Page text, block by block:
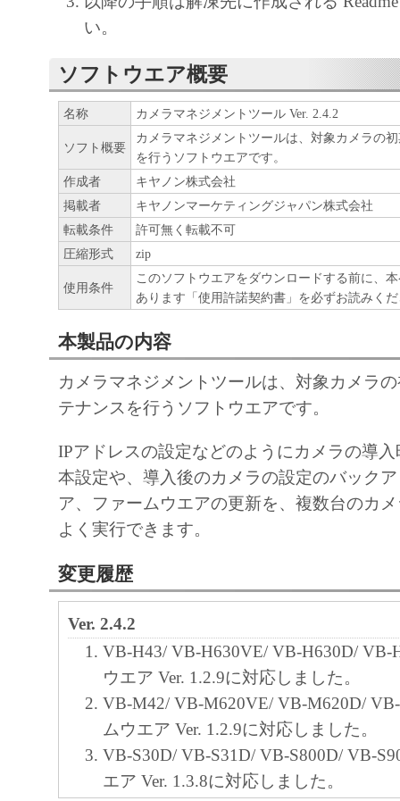
キヤノンのライセンサーのいかなる知的財
ものではありません。
(3) お客様は、「許諾ソフトウェア」に含
またはキヤノンのライセンサーの著作権表
または削除してはなりません。
２．使用許諾
(1) お客様は、「許諾ソフトウェア」を、
ンのネットワークカメラ製品を使用する目
客様のコンピュータにおいて使用（「使用
ソフトウェア」をインストールすること、
ることのいずれも含むものとします。）す
す。
(2) お客様は、バックアップの目的でのみ
様は、かかるバックアップコピーに「許諾
に含まれているすべての著作権表示を含め
うものとし、また、かかるバックアップコ
記録媒体上に、「許諾ソフトウェア」に表
(3) お客様は、「許諾ソフトウェア」の全
ル、逆アセンブルまたは他のプログラミン
ることはできません。また、第三者にこの
せてはなりません。
(4) 本契約に明示的に定める場合を除き、
諾ソフトウェア」を再使用許諾、譲渡、販
貸、リースもしくは貸与すること、または
訳することはできません。
い。
ソフトウエア概要
名称 カメラマネジメントツール Ver. 2.4.2
ソフト概要
カメラマネジメントツールは、対象カメラの
を行うソフトウエアです。
作成者
キヤノン株式会社
掲載者
キヤノンマーケティングジャパン株式会社
転載条件
許可無く転載不可
圧縮形式
zip
使用条件
このソフトウエアをダウンロードする前に、
あります「使用許諾契約書」を必ずお読みく
本製品の内容
カメラマネジメントツールは、対象カメラ
テナンスを行うソフトウエアです。
IPアドレスの設定などのようにカメラの導
本設定や、導入後のカメラの設定のバック
ア、ファームウエアの更新を、複数台のカ
よく実行できます。
変更履歴
Ver. 2.4.2
VB-H43/ VB-H630VE/ VB-H630D/ VB-
ウエア Ver. 1.2.9に対応しました。
VB-M42/ VB-M620VE/ VB-M620D/
ムウエア Ver. 1.2.9に対応しました。
VB-S30D/ VB-S31D/ VB-S800D/ VB-
エア Ver. 1.3.8に対応しました。